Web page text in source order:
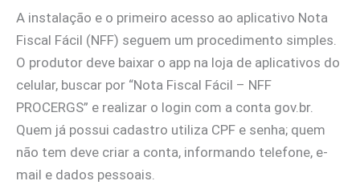
A instalação e o primeiro acesso ao aplicativo Nota
Fiscal Fácil (NFF) seguem um procedimento simples.
O produtor deve baixar o app na loja de aplicativos do
celular, buscar por “Nota Fiscal Fácil – NFF
PROCERGS” e realizar o login com a conta gov.br.
Quem já possui cadastro utiliza CPF e senha; quem
não tem deve criar a conta, informando telefone, e-
mail e dados pessoais.